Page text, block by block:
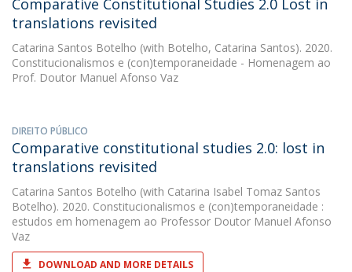
Comparative Constitutional Studies 2.0 Lost in
translations revisited
Catarina Santos Botelho (with Botelho, Catarina Santos). 2020.
Constitucionalismos e (con)temporaneidade - Homenagem ao
Prof. Doutor Manuel Afonso Vaz
DIREITO PÚBLICO
Comparative constitutional studies 2.0: lost in
translations revisited
Catarina Santos Botelho (with Catarina Isabel Tomaz Santos
Botelho). 2020. Constitucionalismos e (con)temporaneidade :
estudos em homenagem ao Professor Doutor Manuel Afonso
Vaz
DOWNLOAD AND MORE DETAILS